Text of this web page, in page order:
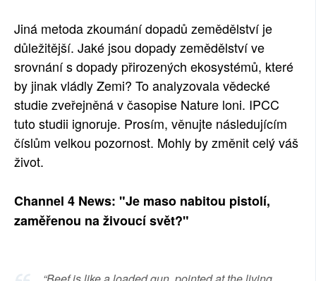
Jiná metoda zkoumání dopadů zemědělství je
důležitější. Jaké jsou dopady zemědělství ve
srovnání s dopady přirozených ekosystémů, které
by jinak vládly Zemi? To analyzovala vědecké
studie zveřejněná v časopise Nature loni. IPCC
tuto studii ignoruje. Prosím, věnujte následujícím
číslům velkou pozornost. Mohly by změnit celý váš
život.
Channel 4 News: "Je maso nabitou pistolí,
zaměřenou na živoucí svět?"